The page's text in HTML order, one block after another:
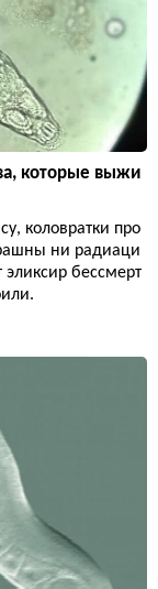
которые выжи
коловратки про
ни радиаци
бессмерт